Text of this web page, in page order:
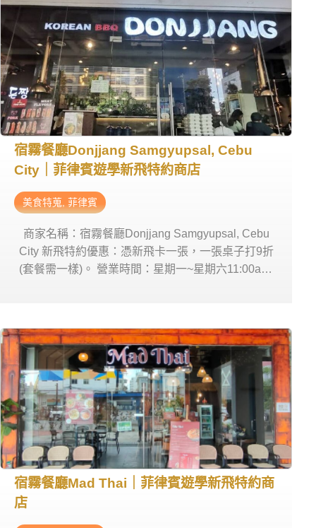
宿霧餐廳Donjjang Samgyupsal, Cebu
City｜菲律賓遊學新飛特約商店
美食特蒐, 菲律賓
商家名稱：宿霧餐廳Donjjang Samgyupsal, Cebu
City 新飛特約優惠：憑新飛卡一張，一張桌子打9折
(套餐需一樣)。 營業時間：星期一~星期六11:00am-
宿霧餐廳Mad Thai｜菲律賓遊學新飛特約商
店